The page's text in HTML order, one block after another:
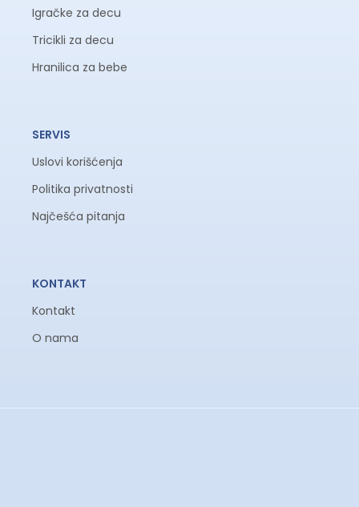
Igračke za decu
Tricikli za decu
Hranilica za bebe
SERVIS
Uslovi korišćenja
Politika privatnosti
Najčešća pitanja
KONTAKT
Kontakt
O nama